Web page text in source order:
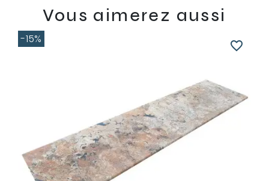
Vous aimerez aussi
favorite_border
-15%